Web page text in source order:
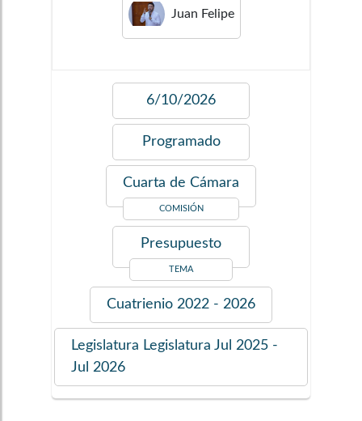
Juan Felipe
6/10/2026
Programado
Cuarta de Cámara
COMISIÓN
Presupuesto
TEMA
Cuatrienio 2022 - 2026
Legislatura Legislatura Jul 2025 -
Jul 2026